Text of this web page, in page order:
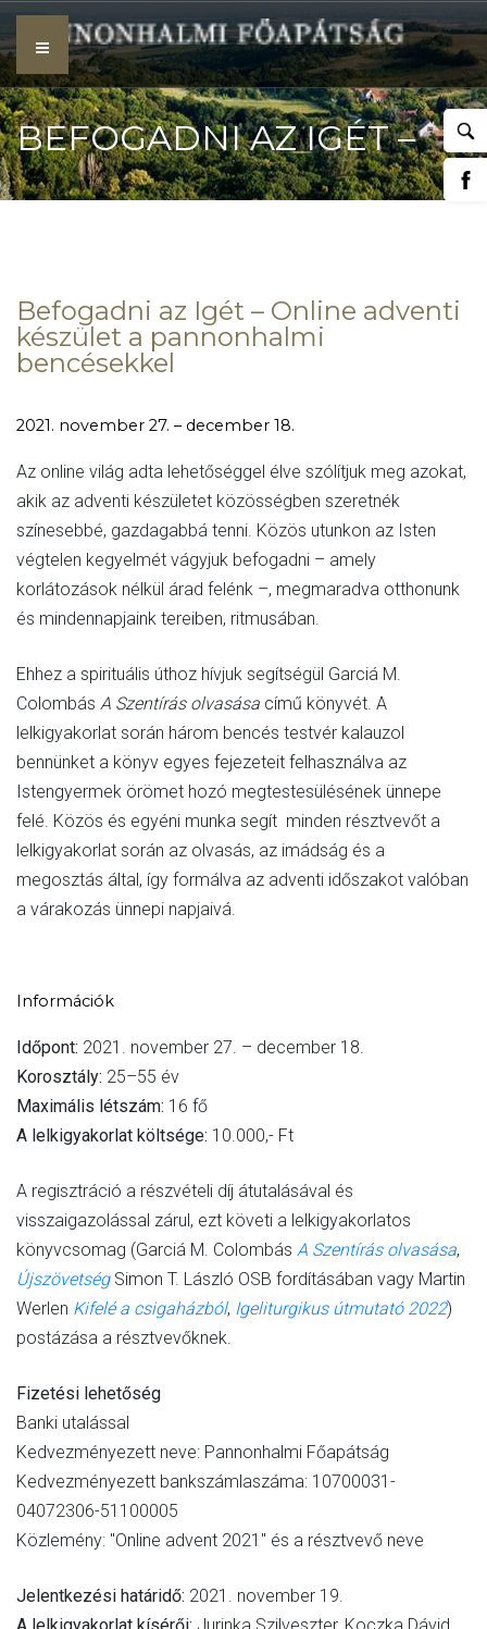
Skip
to
content
BEFOGADNI AZ IGÉT –
KÉSZÜLET A
PANNONHALMI
BENCÉSEKKEL
Befogadni az Igét – Online adventi
készület a pannonhalmi
bencésekkel
2021. november 27. – december 18.
Az online világ adta lehetőséggel élve szólítjuk meg azokat,
akik az adventi készületet közösségben szeretnék
színesebbé, gazdagabbá tenni. Közös utunkon az Isten
végtelen kegyelmét vágyjuk befogadni – amely
korlátozások nélkül árad felénk –, megmaradva otthonunk
és mindennapjaink tereiben, ritmusában.
Ehhez a spirituális úthoz hívjuk segítségül Garciá M.
Colombás A Szentírás olvasása című könyvét. A
lelkigyakorlat során három bencés testvér kalauzol
bennünket a könyv egyes fejezeteit felhasználva az
Istengyermek örömet hozó megtestesülésének ünnepe
felé. Közös és egyéni munka segít minden résztvevőt a
lelkigyakorlat során az olvasás, az imádság és a
megosztás által, így formálva az adventi időszakot valóban
a várakozás ünnepi napjaivá.
Információk
Időpont: 2021. november 27. – december 18.
Korosztály: 25–55 év
Maximális létszám: 16 fő
A lelkigyakorlat költsége: 10.000,- Ft
A regisztráció a részvételi díj átutalásával és
visszaigazolással zárul, ezt követi a lelkigyakorlatos
könyvcsomag (Garciá M. Colombás A Szentírás olvasása,
ÚjszövetségSimon T. László OSB fordításában vagy Martin
Werlen Kifelé a csigaházból, Igeliturgikus útmutató 2022)
postázása a résztvevőknek.
Fizetési lehetőség
Banki utalással
Kedvezményezett neve: Pannonhalmi Főapátság
Kedvezményezett bankszámlaszáma: 10700031-
04072306-51100005
Közlemény: "Online advent 2021" és a résztvevő neve
Jelentkezési határidő: 2021. november 19.